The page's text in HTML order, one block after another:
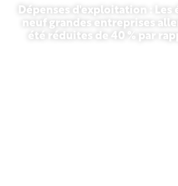
Dépenses d'exploitation : Les
neuf grandes entreprises
été réduites de 40 % par